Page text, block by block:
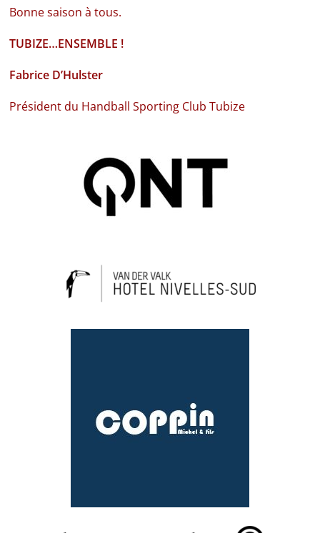
Bonne saison à tous.
TUBIZE…ENSEMBLE !
Fabrice D’Hulster
Président du Handball Sporting Club Tubize